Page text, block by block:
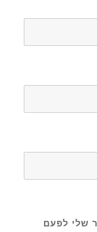
שלי לפעם